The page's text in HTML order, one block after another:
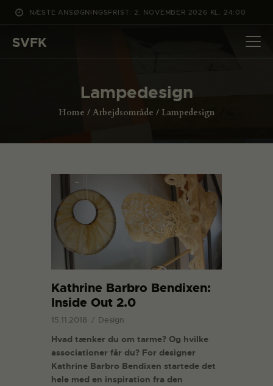
NÆSTE ANSØGNINGSFRIST: 2. NOVEMBER 2026 KL. 24:00
SVFK
Lampedesign
Home Arbejdsområde Lampedesign
DET SKER
PROJEKTER
ANSØG
ENGLISH
Kathrine Barbro Bendixen:
Inside Out 2.0
15.11.2018 Design
Hvad tænker du om tarme? Og hvilke
associationer får du? For designer
Kathrine Barbro Bendixen startede det
hele med en inspiration fra den